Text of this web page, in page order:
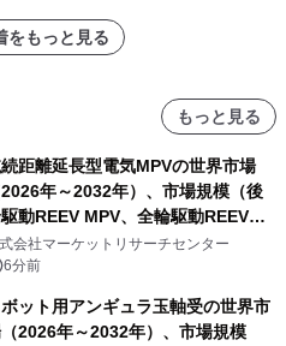
をもっと見る
もっと見る
距離延長型電気MPVの世界市場
2026年～2032年）、市場規模（後
動REEV MPV、全輪駆動REEV
）・分析レポートを発表
会社マーケットリサーチセンター
6分前
ボット用アンギュラ玉軸受の世界市
2026年～2032年）、市場規模